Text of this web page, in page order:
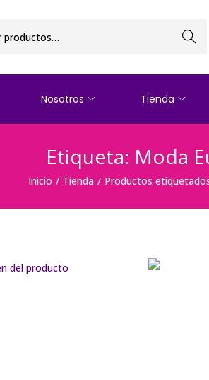
Buscar
Nosotros Tienda
Etiqueta: Moda
Inicio / Tienda / Productos